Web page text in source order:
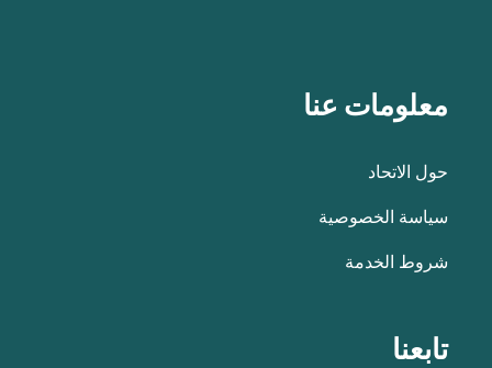
معلومات عنا
حول الاتحاد
سياسة الخصوصية
شروط الخدمة
تابعنا